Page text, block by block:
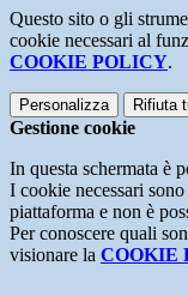
Questo sito o gli
cookie necessari al
COOKIE POLICY.
Personalizza Rifiuta
Gestione cookie
In questa schermata è
I cookie necessari
piattaforma e non è
Per conoscere quali
visionare la COOKIE